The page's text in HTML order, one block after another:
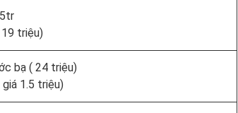
triệu)
bạ ( 24 triệu)
1.5 triệu)